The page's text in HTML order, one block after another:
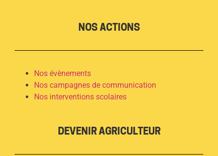
NOS ACTIONS
Nos évènements
Nos campagnes de communication
Nos interventions scolaires
DEVENIR AGRICULTEUR